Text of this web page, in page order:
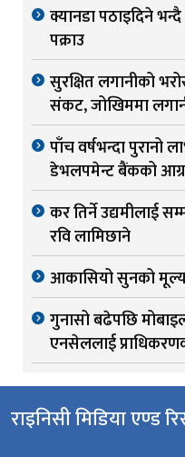
क्यानडा पठाइदिने
पक्राउ
सुरक्षित लगानीको
संकट, जोखिममा
पाँच वर्षभन्दा पुरानो
डेभलपमेन्ट बैंकको
कर तिर्ने उद्यमीलाई
रवि लामिछाने
आकासियो सुनको
गुनासो बढेपछि
एनसेललाई
राइनिसी मिडिया एण्ड